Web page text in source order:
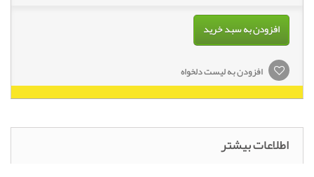
افزودن به سبد خرید
افزودن به لیست دلخواه
اطلاعات بیشتر